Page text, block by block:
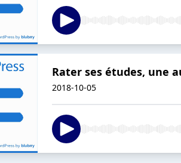
Rater ses études, une
2018-10-05